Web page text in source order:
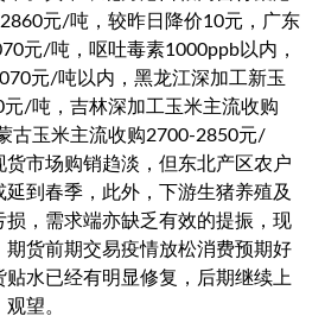
元/吨，较昨日降价10元，广东
元/吨，呕吐毒素1000ppb以内，
元/吨以内，黑龙江深加工新玉
/吨，吉林深加工玉米主流收购
古玉米主流收购2700-2850元/
货市场购销趋淡，但东北产区农户
到春季，此外，下游生猪养殖及
，需求端亦缺乏有效的提振，现
货前期交易疫情放松消费预期好
水已经有明显修复，后期继续上
望。